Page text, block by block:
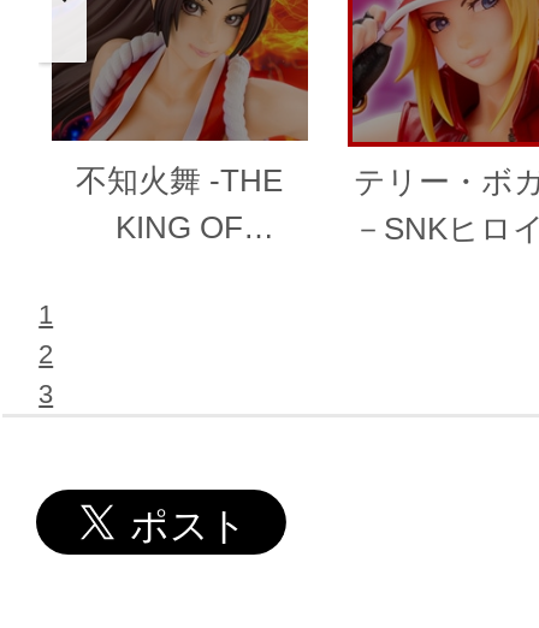
不知火舞 -THE
KING OF
テリー・ボ
－SNKヒロ
1
2
3